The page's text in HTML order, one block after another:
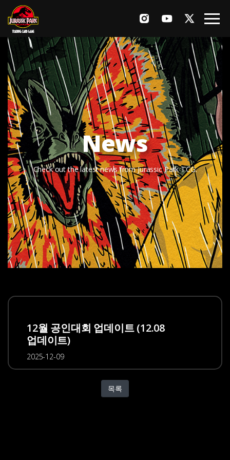
Game
Rules
Card List
Products
News
Events
Q&A
News
Check out the latest news from Jurassic Park TCG.
12월 공인대회 업데이트 (12.08
업데이트)
2025-12-09
목록